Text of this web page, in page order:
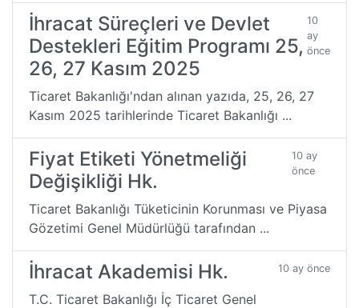
İhracat Süreçleri ve Devlet
Destekleri Eğitim Programı 25,
26, 27 Kasım 2025
10
ay
önce
Ticaret Bakanlığı'ndan alınan yazıda, 25, 26, 27
Kasım 2025 tarihlerinde Ticaret Bakanlığı ...
Fiyat Etiketi Yönetmeliği
Değişikliği Hk.
10 ay
önce
Ticaret Bakanlığı Tüketicinin Korunması ve Piyasa
Gözetimi Genel Müdürlüğü tarafından ...
İhracat Akademisi Hk. 10 ay önce
T.C. Ticaret Bakanlığı İç Ticaret Genel